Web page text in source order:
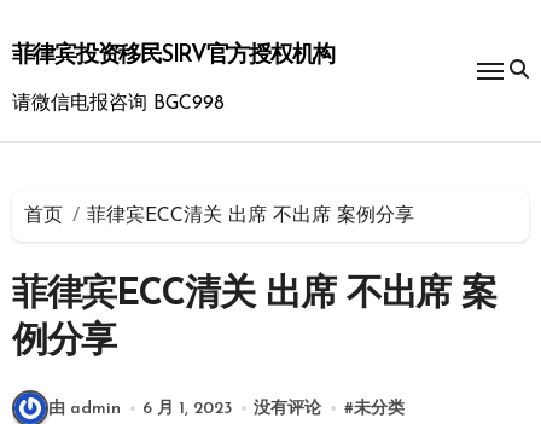
到
内
菲律宾投资移民SIRV官方授权机构
请微信电报咨询 BGC998
首页 菲律宾ECC清关 出席 不出席 案例分享
菲律宾ECC清关 出席 不出席 案
例分享
由 admin 6 月 1, 2023 没有评论 #未分类